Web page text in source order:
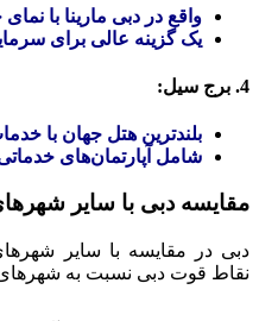
واقع در دبی مارینا با
یک گزینه عالی برای
4. برج سیل:
بلندترین هتل جهان با
شامل آپارتمان‌های
مقایسه دبی با سایر
دبی در مقایسه با سایر
نقاط قوت دبی نسبت به شهرهای